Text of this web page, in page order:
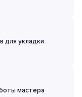
для укладки
мастера